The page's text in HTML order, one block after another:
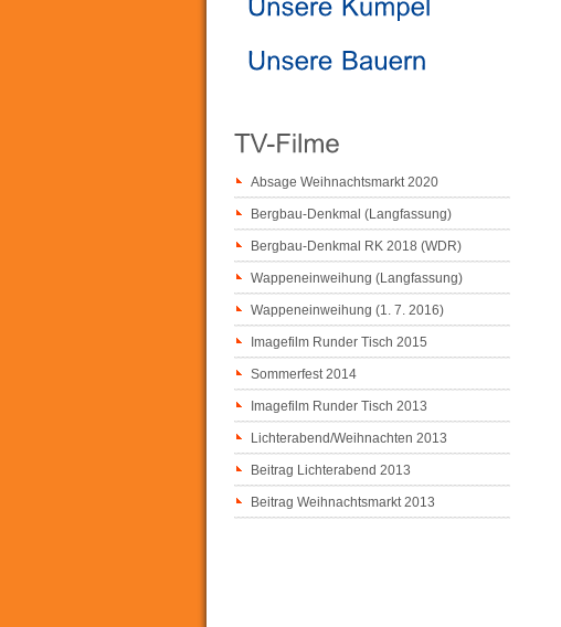
Absage Weihnachtsmarkt 2020
Bergbau-Denkmal (Langfassung)
Bergbau-Denkmal RK 2018 (WDR)
Wappeneinweihung (Langfassung)
Wappeneinweihung (1. 7. 2016)
Imagefilm Runder Tisch 2015
Sommerfest 2014
Imagefilm Runder Tisch 2013
Lichterabend/Weihnachten 2013
Beitrag Lichterabend 2013
Beitrag Weihnachtsmarkt 2013